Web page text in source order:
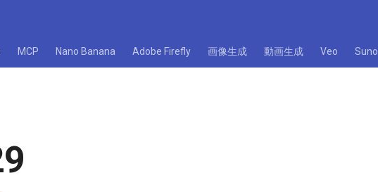
MCP Nano Banana Adobe Firefly 画像生成 動画生成 Veo Suno